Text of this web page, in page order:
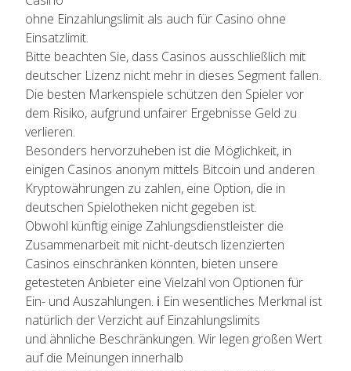
ohne Einzahlungslimit als auch für Casino ohne
Einsatzlimit.
Bitte beachten Sie, dass Casinos ausschließlich mit
deutscher Lizenz nicht mehr in dieses Segment fallen.
Die besten Markenspiele schützen den Spieler vor
dem Risiko, aufgrund unfairer Ergebnisse Geld zu
verlieren.
Besonders hervorzuheben ist die Möglichkeit, in
einigen Casinos anonym mittels Bitcoin und anderen
Kryptowährungen zu zahlen, eine Option, die in
deutschen Spielotheken nicht gegeben ist.
Obwohl künftig einige Zahlungsdienstleister die
Zusammenarbeit mit nicht-deutsch lizenzierten
Casinos einschränken könnten, bieten unsere
getesteten Anbieter eine Vielzahl von Optionen für
Ein- und Auszahlungen. ℹ️ Ein wesentliches Merkmal ist
natürlich der Verzicht auf Einzahlungslimits
und ähnliche Beschränkungen. Wir legen großen Wert
auf die Meinungen innerhalb